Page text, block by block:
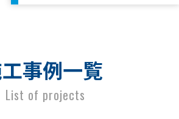
事例一覧
List of projects